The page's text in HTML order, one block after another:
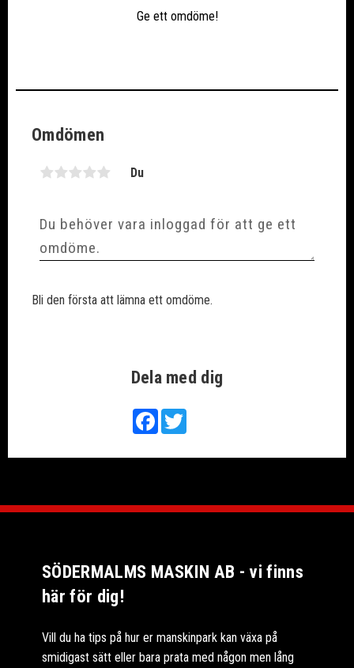
Ge ett omdöme!
Dela med dig
FacebookTwitter
Omdömen
Du
Bli den första att lämna ett omdöme.
SÖDERMALMS MASKIN AB - vi finns
här för dig!
Vill du ha tips på hur er manskinpark kan växa på
smidigast sätt eller bara prata med någon men lång